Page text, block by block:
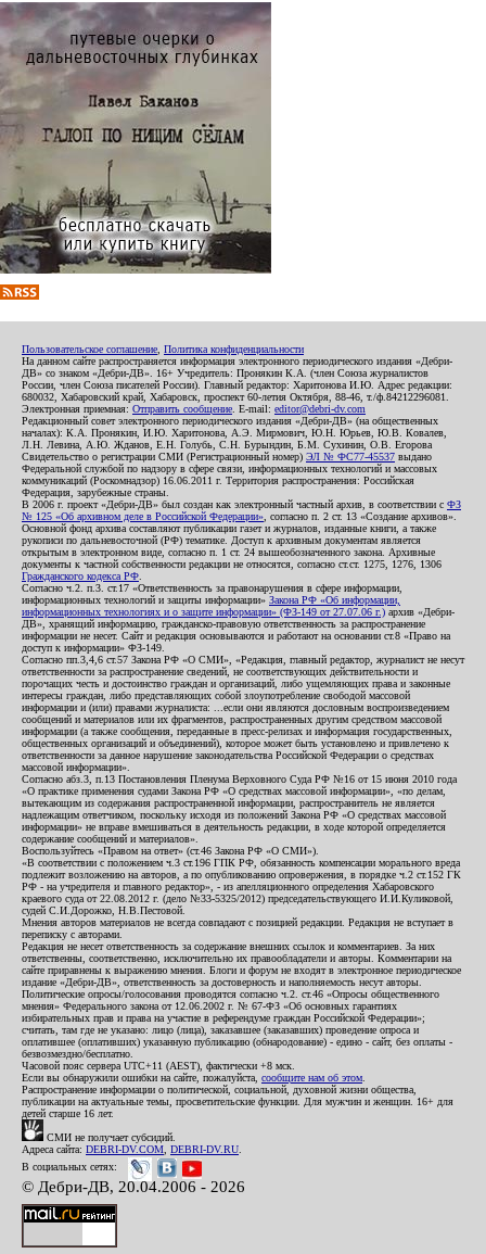
Пользовательское соглашение Политика конфиденциальности
На данном сайте распространяется информация электронного периодического издания «Дебри-
ДВ» со знаком «Дебри-ДВ». 16+ Учредитель: Пронякин К.А. (член Союза журналистов
России, член Союза писателей России). Главный редактор: Харитонова И.Ю. Адрес редакции:
680032, Хабаровский край, Хабаровск, проспект 60-летия Октября, 88-46, т./ф.84212296081.
Электронная приемная: Отправить сообщение . E-mail: editor@debri-dv.com
Редакционный совет электронного периодического издания «Дебри-ДВ» (на общественных
началах): К.А. Пронякин, И.Ю. Харитонова, А.Э. Мирмович, Ю.Н. Юрьев, Ю.В. Ковалев,
Л.Н. Левина, А.Ю. Жданов, Е.Н. Голубь, С.Н. Бурындин, Б.М. Сухинин, О.В. Егорова
Свидетельство о регистрации СМИ (Регистрационный номер) ЭЛ № ФС77-45537 выдано
Федеральной службой по надзору в сфере связи, информационных технологий и массовых
коммуникаций (Роскомнадзор) 16.06.2011 г. Территория распространения: Российская
Федерация, зарубежные страны.
В 2006 г. проект «Дебри-ДВ» был создан как электронный частный архив, в соответствии с ФЗ
№ 125 «Об архивном деле в Российской Федерации» , согласно п. 2 ст. 13 «Создание архивов».
Основной фонд архива составляют публикации газет и журналов, изданные книги, а также
рукописи по дальневосточной (РФ) тематике. Доступ к архивным документам является
открытым в электронном виде, согласно п. 1 ст. 24 вышеобозначенного закона. Архивные
документы к частной собственности редакции не относятся, согласно ст.ст. 1275, 1276, 1306
Гражданского кодекса РФ
Согласно ч.2. п.3. ст.17 «Ответственность за правонарушения в сфере информации,
информационных технологий и защиты информации» Закона РФ «Об информации,
информационных технологиях и о защите информации» (ФЗ-149 от 27.07.06 г.) архив «Дебри-
ДВ», хранящий информацию, гражданско-правовую ответственность за распространение
информации не несет. Сайт и редакция основываются и работают на основании ст.8 «Право на
доступ к информации» ФЗ-149.
Согласно пп.3,4,6 ст.57 Закона РФ «О СМИ», «Редакция, главный редактор, журналист не несут
ответственности за распространение сведений, не соответствующих действительности и
порочащих честь и достоинство граждан и организаций, либо ущемляющих права и законные
интересы граждан, либо представляющих собой злоупотребление свободой массовой
информации и (или) правами журналиста: ...если они являются дословным воспроизведением
сообщений и материалов или их фрагментов, распространенных другим средством массовой
информации (а также сообщения, переданные в пресс-релизах и информация государственных,
общественных организаций и объединений), которое может быть установлено и привлечено к
ответственности за данное нарушение законодательства Российской Федерации о средствах
массовой информации».
Согласно абз.3, п.13 Постановления Пленума Верховного Суда РФ №16 от 15 июня 2010 года
«О практике применения судами Закона РФ «О средствах массовой информации», «по делам,
вытекающим из содержания распространенной информации, распространитель не является
надлежащим ответчиком, поскольку исходя из положений Закона РФ «О средствах массовой
информации» не вправе вмешиваться в деятельность редакции, в ходе которой определяется
содержание сообщений и материалов».
Воспользуйтесь «Правом на ответ» (ст.46 Закона РФ «О СМИ»).
«В соответствии с положением ч.3 ст.196 ГПК РФ, обязанность компенсации морального вреда
подлежит возложению на авторов, а по опубликованию опровержения, в порядке ч.2 ст.152 ГК
РФ - на учредителя и главного редактор», - из апелляционного определения Хабаровского
краевого суда от 22.08.2012 г. (дело №33-5325/2012) председательствующего И.И.Куликовой,
судей С.И.Дорожко, Н.В.Пестовой.
Мнения авторов материалов не всегда совпадают с позицией редакции. Редакция не вступает в
переписку с авторами.
Редакция не несет ответственность за содержание внешних ссылок и комментариев. За них
ответственны, соответственно, исключительно их правообладатели и авторы. Комментарии на
сайте приравнены к выражению мнения. Блоги и форум не входят в электронное периодическое
издание «Дебри-ДВ», ответственность за достоверность и наполняемость несут авторы.
Политические опросы/голосования проводятся согласно ч.2. ст.46 «Опросы общественного
мнения» Федерального закона от 12.06.2002 г. № 67-ФЗ «Об основных гарантиях
избирательных прав и права на участие в референдуме граждан Российской Федерации»;
считать, там где не указано: лицо (лица), заказавшее (заказавших) проведение опроса и
оплатившее (оплативших) указанную публикацию (обнародование) - едино - сайт, без оплаты -
безвозмездно/бесплатно.
Часовой пояс сервера UTC+11 (AEST), фактически +8 мск.
Если вы обнаружили ошибки на сайте, пожалуйста, сообщите нам об этом
Распространение информации о политической, социальной, духовной жизни общества,
публикации на актуальные темы, просветительские функции. Для мужчин и женщин. 16+ для
детей старше 16 лет.
СМИ не получает субсидий.
Адреса сайта: DEBRI-DV.COM DEBRI-DV.RU
В социальных сетях:
© Дебри-ДВ, 20.04.2006 - 2026